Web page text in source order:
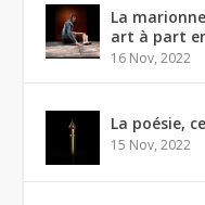
La
art à part
16 Nov, 2022
La poésie,
15 Nov, 2022